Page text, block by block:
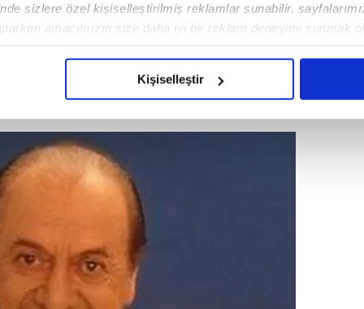
sizlere özel kişiselleştirilmiş reklamlar sunabilir,
amacımızın size daha iyi bir reklam deneyimi sunmak
gelen çabayı gösterdiğimizi ve bu noktada, reklamların
için İnternet Sitemizde kendimize ve üçüncü kişilere ait
verileriniz işlenmekte olup gerekli olan çerezler bilgi toplumu
çerezler, sitemizin daha işlevsel kılınması ve
amaçlarıyla sınırlı olarak açık rızanız dahilinde
yer alan panel vasıtasıyla belirleyebilirsiniz. Çerezlere
Metnimizi
ziyaret edebilirsiniz.
Kanunu uyarınca hazırlanmış Aydınlatma Metnimizi
Kişiselleştir
revirinde başlayıp televizyon
dikkat çekerken ünlülerle olan anıları
gülümsetti.